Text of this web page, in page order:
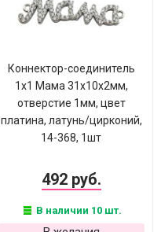
Коннектор-соединитель
1х1 Мама 31х10х2мм,
отверстие 1мм, цвет
платина, латунь/цирконий,
14-368, 1шт
492 руб.
В наличии 10 шт.